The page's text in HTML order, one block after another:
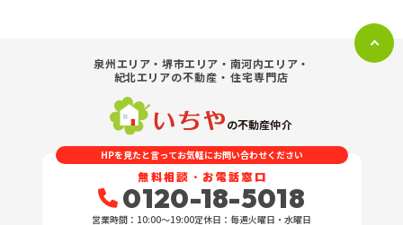
泉州エリア・堺市エリア・南河内エリア・
紀北エリアの不動産・住宅専門店
の不動産仲介
HPを見たと言ってお気軽にお問い合わせください
無料相談・お電話窓口
0120-18-5018
営業時間：10:00〜19:00定休日：毎週火曜日・水曜日